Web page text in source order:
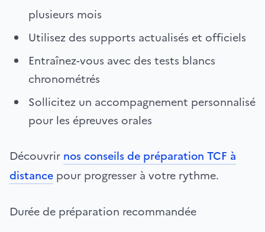
plusieurs mois
Utilisez des supports actualisés et officiels
Entraînez-vous avec des tests blancs
chronométrés
Sollicitez un accompagnement personnalisé
pour les épreuves orales
Découvrir nos conseils de préparation TCF à
distance pour progresser à votre rythme.
Durée de préparation recommandée